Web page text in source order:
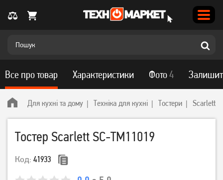
Для кухні та дому Техніка для кухні Тостери Scarlett
Тостер Scarlett SC-TM11019
Код: 41933
Все про товар Характеристики Фото4